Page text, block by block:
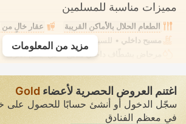
مميزات مناسبة للمسلمين
الطعام الحلال بالأماكن القريبة
عقار خالٍ من
مسبح داخلي • للسيدات • معزول تمامًا
مرحاض بشطّاف داخلي مدمج
• في جميع الغرف
مزيد من المعلومات
اغتنم العروض الحصرية لأعضاء Gold
سجّل الدخول أو أنشئ حسابًا للحصول
في معظم الفنادق